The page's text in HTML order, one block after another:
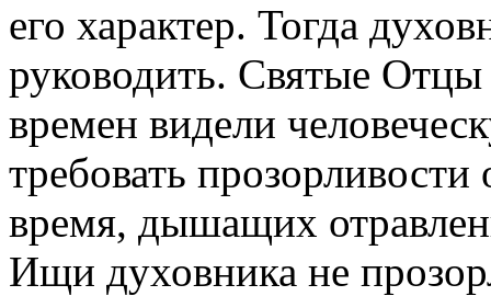
его характер. Тогда
руководить. Святые
времен видели
требовать
время, дышащих
Ищи духовника не